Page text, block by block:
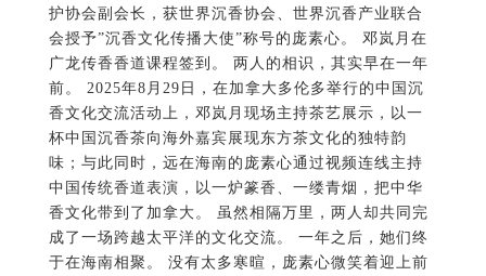
护协会副会长，获世界沉香协会、世界沉香产业联合
会授予”沉香文化传播大使”称号的庞素心。 邓岚月在
广龙传香香道课程签到。 两人的相识，其实早在一年
前。 2025年8月29日，在加拿大多伦多举行的中国沉
香文化交流活动上，邓岚月现场主持茶艺展示，以一
杯中国沉香茶向海外嘉宾展现东方茶文化的独特韵
味；与此同时，远在海南的庞素心通过视频连线主持
中国传统香道表演，以一炉篆香、一缕青烟，把中华
香文化带到了加拿大。 虽然相隔万里，两人却共同完
成了一场跨越太平洋的文化交流。 一年之后，她们终
于在海南相聚。 没有太多寒暄，庞素心微笑着迎上前